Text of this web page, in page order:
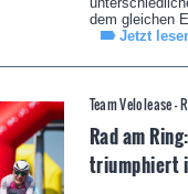
dem gleichen
Jetzt
Team Velolease -
Rad am
triumphiert